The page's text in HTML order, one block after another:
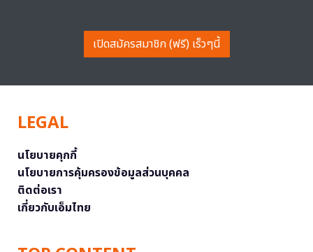
เปิดสมัครสมาชิก (ฟรี) เร็วๆนี้
LEGAL
นโยบายคุกกี้
นโยบายการคุ้มครองข้อมูลส่วนบุคคล
ติดต่อเรา
เกี่ยวกับเอ็มไทย